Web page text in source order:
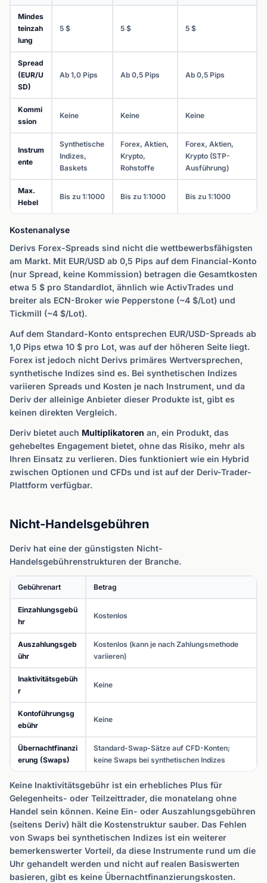
Mindes
teinzah
lung
5 $ 5 $ 5 $
Spread
(EUR/U
SD)
Ab 1,0 Pips Ab 0,5 Pips Ab 0,5 Pips
Kommi
ssion
Keine Keine Keine
Instrum
ente
Synthetische
Indizes,
Baskets
Forex, Aktien,
Krypto,
Rohstoffe
Forex, Aktien,
Krypto (STP-
Ausführung)
Max.
Hebel
Bis zu 1:1000 Bis zu 1:1000 Bis zu 1:1000
Kostenanalyse
Derivs Forex-Spreads sind nicht die wettbewerbsfähigsten
am Markt. Mit EUR/USD ab 0,5 Pips auf dem Financial-Konto
(nur Spread, keine Kommission) betragen die Gesamtkosten
etwa 5 $ pro Standardlot, ähnlich wie ActivTrades und
breiter als ECN-Broker wie Pepperstone (~4 $/Lot) und
Tickmill (~4 $/Lot).
Auf dem Standard-Konto entsprechen EUR/USD-Spreads ab
1,0 Pips etwa 10 $ pro Lot, was auf der höheren Seite liegt.
Forex ist jedoch nicht Derivs primäres Wertversprechen,
synthetische Indizes sind es. Bei synthetischen Indizes
variieren Spreads und Kosten je nach Instrument, und da
Deriv der alleinige Anbieter dieser Produkte ist, gibt es
keinen direkten Vergleich.
Deriv bietet auch Multiplikatoren an, ein Produkt, das
gehebeltes Engagement bietet, ohne das Risiko, mehr als
Ihren Einsatz zu verlieren. Dies funktioniert wie ein Hybrid
zwischen Optionen und CFDs und ist auf der Deriv-Trader-
Plattform verfügbar.
Nicht-Handelsgebühren
Deriv hat eine der günstigsten Nicht-
Handelsgebührenstrukturen der Branche.
Gebührenart Betrag
Einzahlungsgebü
hr
Kostenlos
Auszahlungsgeb
ühr
Kostenlos (kann je nach Zahlungsmethode
variieren)
Inaktivitätsgebüh
r
Keine
Kontoführungsg
ebühr
Keine
Übernachtfinanzi
erung (Swaps)
Standard-Swap-Sätze auf CFD-Konten;
keine Swaps bei synthetischen Indizes
Keine Inaktivitätsgebühr ist ein erhebliches Plus für
Gelegenheits- oder Teilzeittrader, die monatelang ohne
Handel sein können. Keine Ein- oder Auszahlungsgebühren
(seitens Deriv) hält die Kostenstruktur sauber. Das Fehlen
von Swaps bei synthetischen Indizes ist ein weiterer
bemerkenswerter Vorteil, da diese Instrumente rund um die
Uhr gehandelt werden und nicht auf realen Basiswerten
basieren, gibt es keine Übernachtfinanzierungskosten.